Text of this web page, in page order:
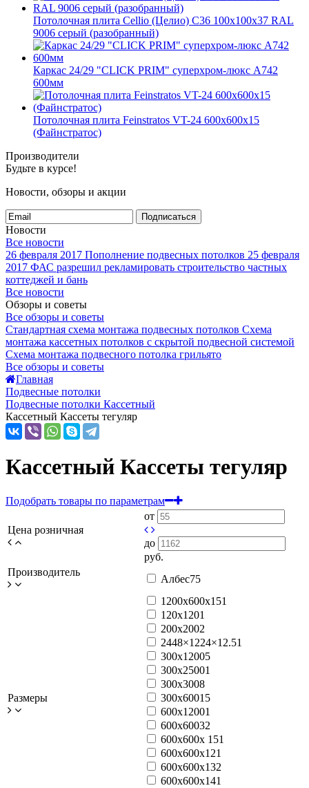
Потолочная плита Cellio (Целио) C36 100x100x37 RAL
9006 серый (разобранный)
Каркас 24/29 "CLICK PRIM" суперхром-люкс А742
600мм
Потолочная плита Feinstratos VT-24 600x600x15
(Файнстратос)
Производители
Будьте в курсе!
Новости, обзоры и акции
Подписаться
Новости
Все новости
26 февраля 2017 Пополнение подвесных потолков 25 февраля
2017 ФАС разрешил рекламировать строительство частных
коттеджей и бань
Все новости
Обзоры и советы
Все обзоры и советы
Стандартная схема монтажа подвесных потолков Схема
монтажа кассетных потолков с скрытой подвесной системой
Схема монтажа подвесного потолка грильято
Все обзоры и советы
Главная
Подвесные потолки
Подвесные потолки Кассетный
Кассетный Кассеты тегуляр
Кассетный Кассеты тегуляр
Подобрать товары по параметрам
Цена розничная
от
до
руб.
Производитель
Албес75
Размеры
1200x600x151
120x1201
200x2002
2448×1224×12.51
300x12005
300x25001
300x3008
300x60015
600x12001
600x60032
600x600x 151
600x600x121
600x600x132
600x600x141